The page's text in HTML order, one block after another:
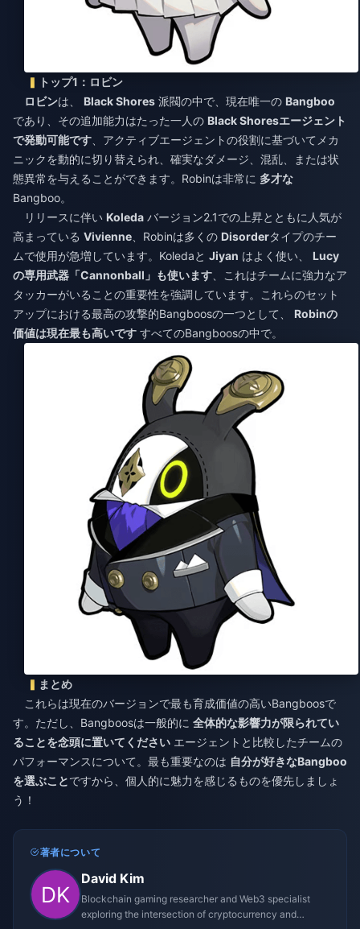
トップ1：ロビン
ロビンは、 Black Shores 派閥の中で、現在唯一の Bangboo
であり、その追加能力はたった一人の Black Shoresエージェント
で発動可能です 、アクティブエージェントの役割に基づいてメカ
ニックを動的に切り替えられ、確実なダメージ、混乱、または状
態異常を与えることができます。Robinは非常に 多才な
Bangboo。
リリースに伴い Koleda バージョン2.1での上昇とともに人気が
高まっている Vivienne 、Robinは多くの Disorderタイプのチー
ムで使用が急増しています。Koledaと Jiyan はよく使い、 Lucy
の専用武器「Cannonball」も使います 、これはチームに強力なア
タッカーがいることの重要性を強調しています。これらのセット
アップにおける最高の攻撃的Bangboosの一つとして、 Robinの
価値は現在最も高いです すべてのBangboosの中で。
まとめ
これらは現在のバージョンで最も育成価値の高いBangboosで
す。ただし、Bangboosは一般的に 全体的な影響力が限られてい
ることを念頭に置いてください エージェントと比較したチームの
パフォーマンスについて。最も重要なのは 自分が好きなBangboo
を選ぶことですから、個人的に魅力を感じるものを優先しましょ
う！
著者について
David Kim
Blockchain gaming researcher and Web3 specialist
exploring the intersection of cryptocurrency and